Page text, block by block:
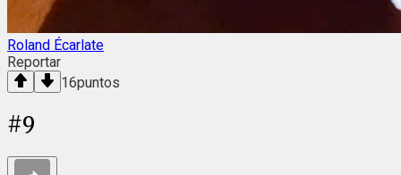
Roland Écarlate
Reportar
16puntos
#9